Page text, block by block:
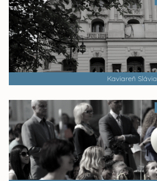
Kaviareň Slávia